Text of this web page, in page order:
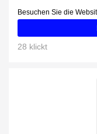
Besuchen Sie die
28 klickt